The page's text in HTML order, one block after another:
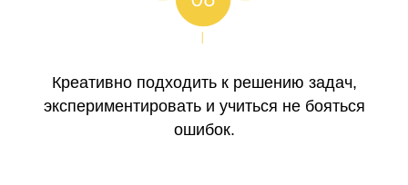
Креативно подходить к решению задач,
экспериментировать и учиться не бояться
ошибок.